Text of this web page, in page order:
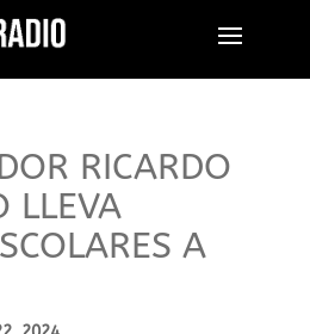
RICARDO
LLEVA
A